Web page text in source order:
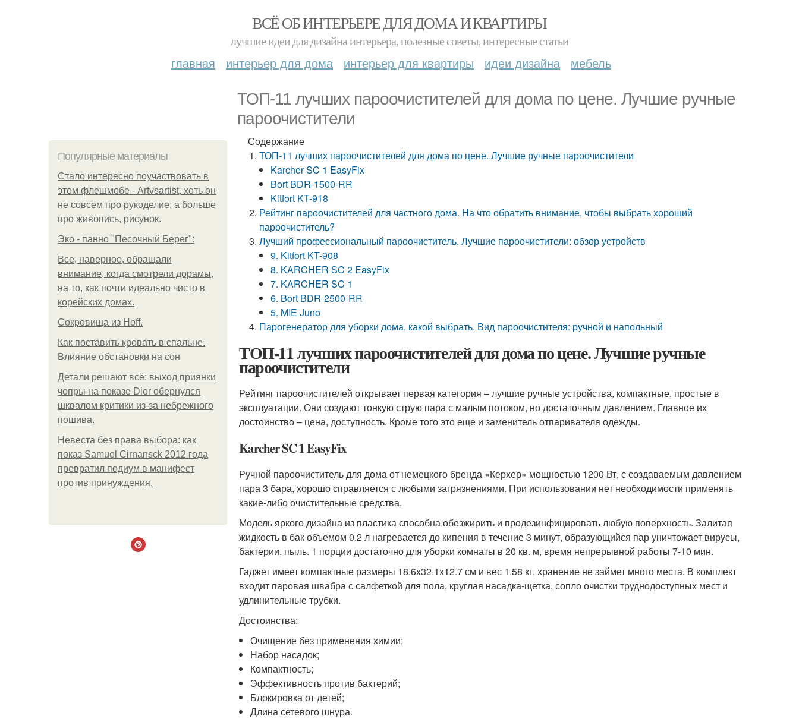
ВСЁ ОБ ИНТЕРЬЕРЕ ДЛЯ ДОМА И КВАРТИРЫ
лучшие идеи для дизайна интерьера, полезные советы, интересные статьи
главная интерьер для дома интерьер для квартиры идеи дизайна мебель
ТОП-11 лучших пароочистителей для дома по цене. Лучшие ручные
пароочистители
Популярные материалы
Стало интересно поучаствовать в
этом флешмобе - Artvsartist, хоть он
не совсем про рукоделие, а больше
про живопись, рисунок.
Эко - панно "Песочный Берег":
Все, наверное, обращали
внимание, когда смотрели дорамы,
на то, как почти идеально чисто в
корейских домах.
Сокровища из Hoff.
Как поставить кровать в спальне.
Влияние обстановки на сон
Детали решают всё: выход приянки
чопры на показе Dior обернулся
шквалом критики из-за небрежного
пошива.
Невеста без права выбора: как
показ Samuel Cirnansck 2012 года
превратил подиум в манифест
против принуждения.
Содержание
ТОП-11 лучших пароочистителей для дома по цене. Лучшие ручные пароочистители
Karcher SC 1 EasyFix
Bort BDR-1500-RR
Kitfort KT-918
Рейтинг пароочистителей для частного дома. На что обратить внимание, чтобы выбрать хороший
пароочиститель?
Лучший профессиональный пароочиститель. Лучшие пароочистители: обзор устройств
9. Kitfort KT-908
8. KARCHER SC 2 EasyFix
7. KARCHER SC 1
6. Bort BDR-2500-RR
5. MIE Juno
Парогенератор для уборки дома, какой выбрать. Вид пароочистителя: ручной и напольный
ТОП-11 лучших пароочистителей для дома по цене. Лучшие ручные
пароочистители
Рейтинг пароочистителей открывает первая категория – лучшие ручные устройства, компактные, простые в
эксплуатации. Они создают тонкую струю пара с малым потоком, но достаточным давлением. Главное их
достоинство – цена, доступность. Кроме того это еще и заменитель отпаривателя одежды.
Karcher SC 1 EasyFix
Ручной пароочиститель для дома от немецкого бренда «Керхер» мощностью 1200 Вт, с создаваемым давлением
пара 3 бара, хорошо справляется с любыми загрязнениями. При использовании нет необходимости применять
какие-либо очистительные средства.
Модель яркого дизайна из пластика способна обезжирить и продезинфицировать любую поверхность. Залитая
жидкость в бак объемом 0.2 л нагревается до кипения в течение 3 минут, образующийся пар уничтожает вирусы,
бактерии, пыль. 1 порции достаточно для уборки комнаты в 20 кв. м, время непрерывной работы 7-10 мин.
Гаджет имеет компактные размеры 18.6х32.1х12.7 см и вес 1.58 кг, хранение не займет много места. В комплект
входит паровая швабра с салфеткой для пола, круглая насадка-щетка, сопло очистки труднодоступных мест и
удлинительные трубки.
Достоинства:
Очищение без применения химии;
Набор насадок;
Компактность;
Эффективность против бактерий;
Блокировка от детей;
Длина сетевого шнура.